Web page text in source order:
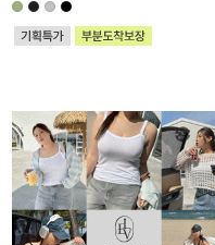
110사이즈
티셔츠
팬츠
셔츠